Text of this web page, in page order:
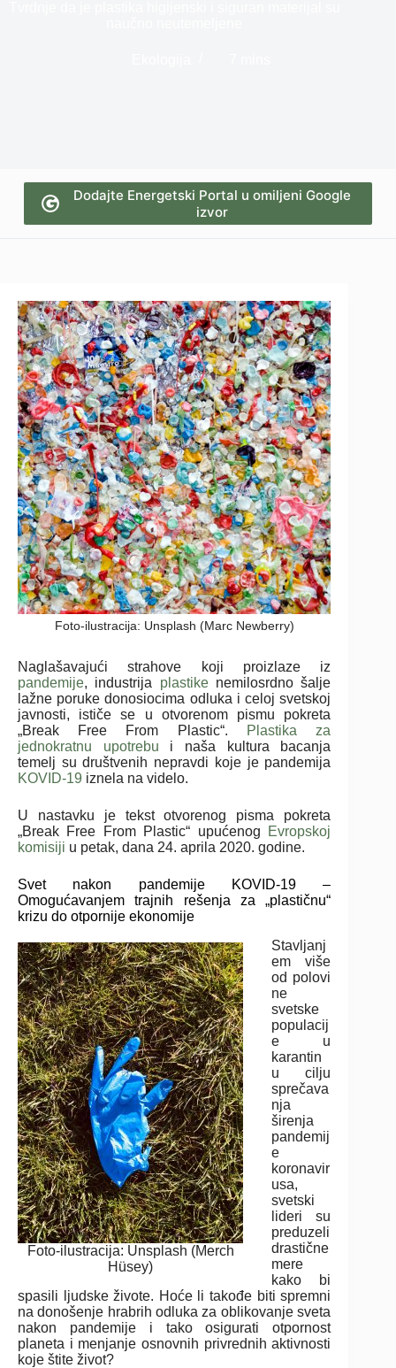
Dodajte Energetski Portal u omiljeni Google
izvor
Foto-ilustracija: Unsplash (Marc Newberry)
Naglašavajući strahove koji proizlaze iz
pandemije, industrija plastike nemilosrdno šalje
lažne poruke donosiocima odluka i celoj svetskoj
javnosti, ističe se u otvorenom pismu pokreta
„Break Free From Plastic“.
Plastika za
jednokratnu upotrebu i naša kultura bacanja
temelj su društvenih nepravdi koje je pandemija
KOVID-19 iznela na videlo.
U nastavku je tekst otvorenog pisma pokreta
„Break Free From Plastic“ upućenog Evropskoj
komisiji u petak, dana 24. aprila 2020. godine.
Svet nakon pandemije KOVID-19 –
Omogućavanjem trajnih rešenja za „plastičnu“
krizu do otpornije ekonomije
Foto-ilustracija: Unsplash (Merch
Hüsey)
Stavljanj
em više
od polovi
ne
svetske
populacij
e u
karantin
u cilju
sprečava
nja
širenja
pandemij
e
koronavir
usa,
svetski
lideri su
preduzeli
drastične
mere
kako bi
spasili ljudske živote. Hoće li takođe biti spremni
na donošenje hrabrih odluka za oblikovanje sveta
nakon pandemije i tako osigurati otpornost
planeta i menjanje osnovnih privrednih aktivnosti
koje štite život?